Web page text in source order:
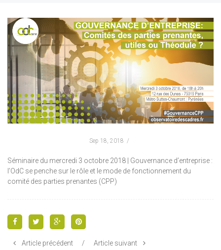
Sep 18, 2018
Séminaire du mercredi 3 octobre 2018 | Gouvernance d’entreprise :
l’OdC se penche sur le rôle et le mode de fonctionnement du
comité des parties prenantes (CPP)
Article précédent / Article suivant